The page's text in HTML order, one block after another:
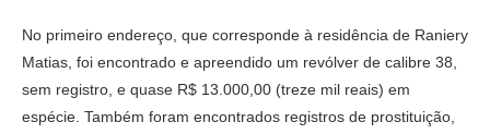
No primeiro endereço, que corresponde à residência de Raniery
Matias, foi encontrado e apreendido um revólver de calibre 38,
sem registro, e quase R$ 13.000,00 (treze mil reais) em
espécie. Também foram encontrados registros de prostituição,